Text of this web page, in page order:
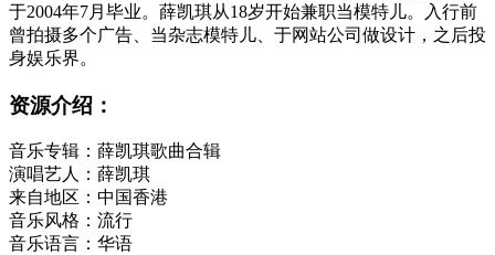
于2004年7月毕业。薛凯琪从18岁开始兼职当模特儿。入行前
曾拍摄多个广告、当杂志模特儿、于网站公司做设计，之后投
身娱乐界。
资源介绍：
音乐专辑：薛凯琪歌曲合辑
演唱艺人：薛凯琪
来自地区：中国香港
音乐风格：流行
音乐语言：华语